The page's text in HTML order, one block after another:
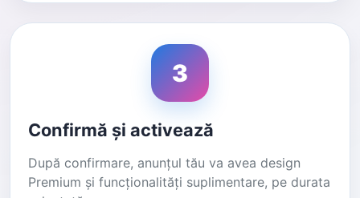
3
Confirmă și activează
După confirmare, anunțul tău va avea design
Premium și funcționalități suplimentare, pe durata